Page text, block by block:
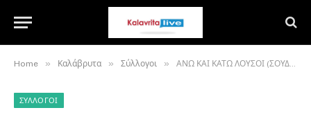
Home » Καλάβρυτα » Σύλλογοι » ΑΝΩ ΚΑΙ ΚΑΤΩ ΛΟΥΣΟΙ (ΣΟΥΔΕΝΑ): ΚΑΛΕΣΜΑ ΓΙΑ ΣΥΓΚΡΟΤΗΣΗ ΕΘΕΛΟΝΤΙΚΗΣ ΟΜΑΔΑΣ ΠΥΡΑΣΦΑΛΕΙΑΣ
ΣΎΛΛΟΓΟΙ